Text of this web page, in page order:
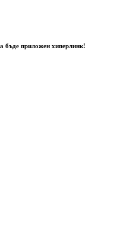
бъде приложен хиперлинк!